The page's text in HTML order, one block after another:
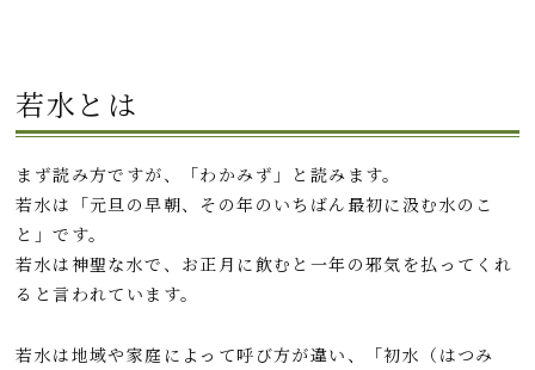
若水とは
まず読み方ですが、「わかみず」と読みます。
若水は「元旦の早朝、その年のいちばん最初に汲む水のこ
と」です。
若水は神聖な水で、お正月に飲むと一年の邪気を払ってくれ
ると言われています。
若水は地域や家庭によって呼び方が違い、「初水（はつみ